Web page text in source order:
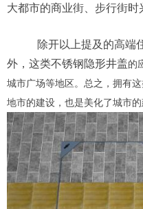
大都市的商业街、步行街时
除开以上提及的高端
外，这类不锈钢隐形井盖的
城市广场等地区。总之，拥有
地市的建设，也是美化了城市的